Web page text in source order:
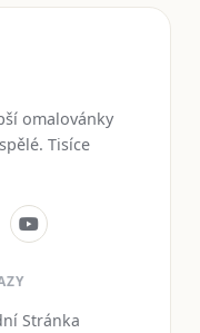
omalovánky
Tisíce
Stránka